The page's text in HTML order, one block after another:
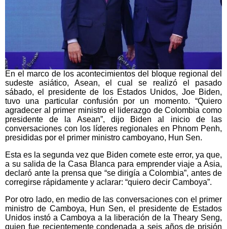
En el marco de los acontecimientos del bloque regional del
sudeste asiático, Asean, el cual se realizó el pasado
sábado, el presidente de los Estados Unidos, Joe Biden,
tuvo una particular confusión por un momento. “Quiero
agradecer al primer ministro el liderazgo de Colombia como
presidente de la Asean”, dijo Biden al inicio de las
conversaciones con los líderes regionales en Phnom Penh,
presididas por el primer ministro camboyano, Hun Sen.
Esta es la segunda vez que Biden comete este error, ya que,
a su salida de la Casa Blanca para emprender viaje a Asia,
declaró ante la prensa que “se dirigía a Colombia”, antes de
corregirse rápidamente y aclarar: “quiero decir Camboya”.
Por otro lado, en medio de las conversaciones con el primer
ministro de Camboya, Hun Sen, el presidente de Estados
Unidos instó a Camboya a la liberación de la Theary Seng,
quien fue recientemente condenada a seis años de prisión